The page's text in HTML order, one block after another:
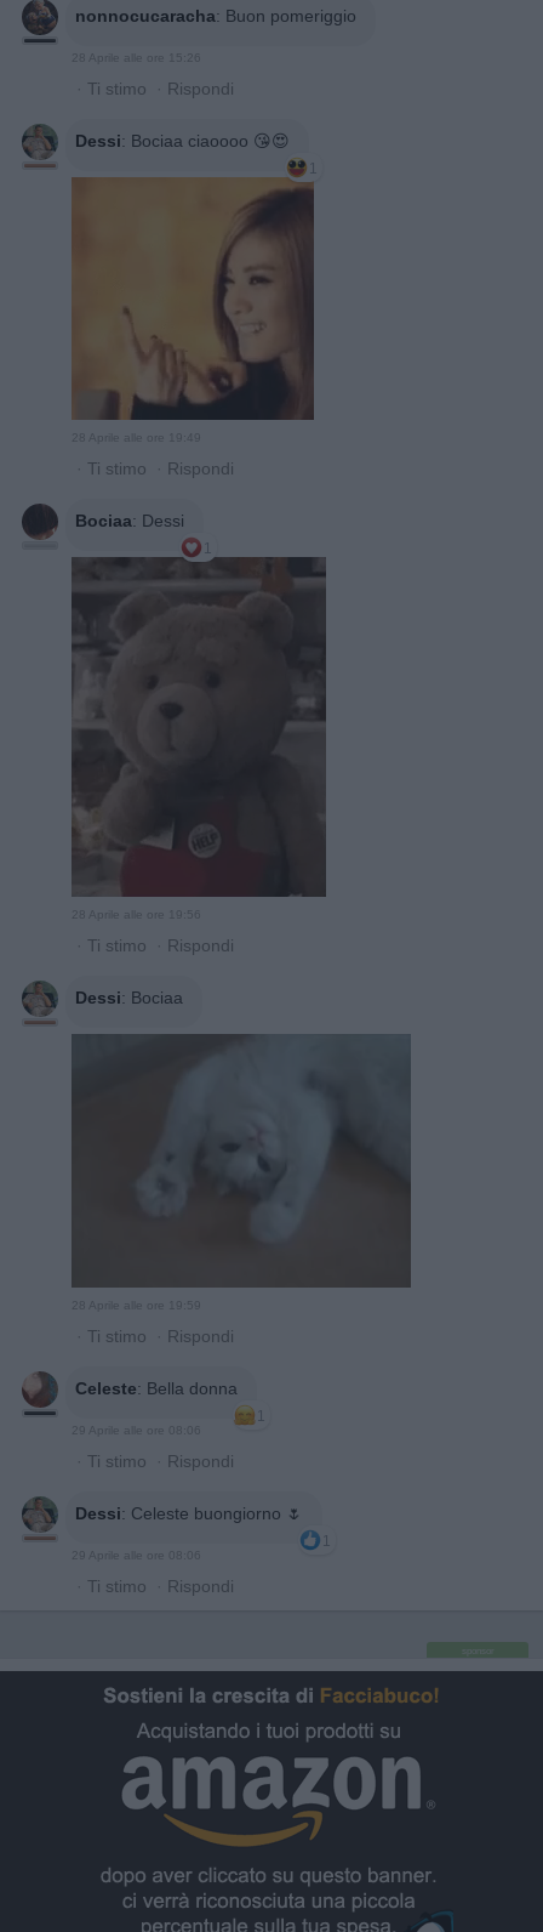
nonnocucaracha: Buon pomeriggio
28 Aprile alle ore 15:26
· Ti stimo · Rispondi
Dessi: Bociaa ciaoooo 😘😍
1
28 Aprile alle ore 19:49
· Ti stimo · Rispondi
Bociaa: Dessi
1
28 Aprile alle ore 19:56
· Ti stimo · Rispondi
Dessi: Bociaa
28 Aprile alle ore 19:59
· Ti stimo · Rispondi
Celeste: Bella donna
1
29 Aprile alle ore 08:06
· Ti stimo · Rispondi
Dessi: Celeste buongiorno 🌷
1
29 Aprile alle ore 08:06
· Ti stimo · Rispondi